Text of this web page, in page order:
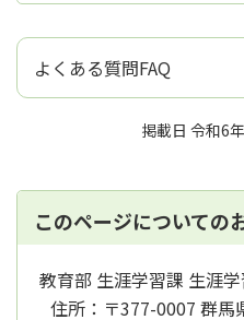
よくある質問FAQ
掲載日 令和6
このページについての
教育部 生涯学習課 生涯
住所： 〒377-0007 群馬